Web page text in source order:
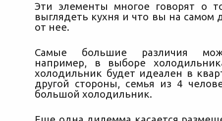
Эти элементы многое говорят о
выглядеть кухня и что вы на самом
от нее.
Самые большие различия
например, в выборе
холодильник будет идеален в
другой стороны, семья из 4
большой холодильник.